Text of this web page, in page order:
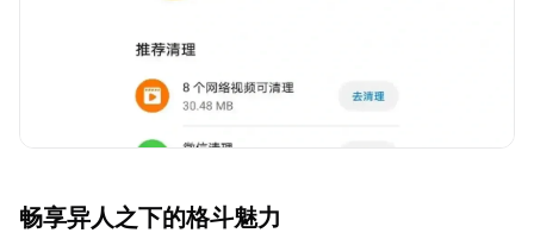
畅享异人之下的格斗魅力